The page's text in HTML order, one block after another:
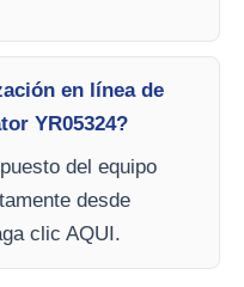
en línea de
YR05324?
del equipo
desde
clic AQUI.